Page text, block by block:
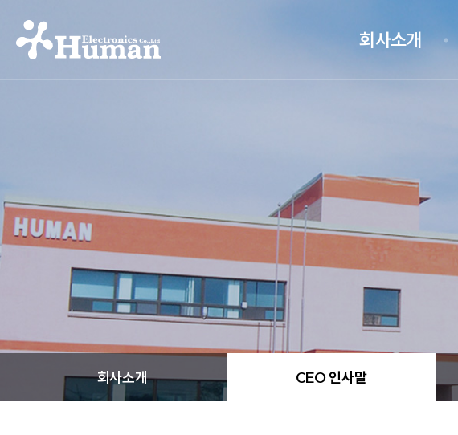
회사소개
회사소개 CEO 인사말